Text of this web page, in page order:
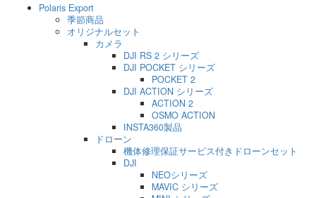
Polaris Export
季節商品
オリジナルセット
カメラ
DJI RS 2 シリーズ
DJI POCKET シリーズ
POCKET 2
DJI ACTION シリーズ
ACTION 2
OSMO ACTION
INSTA360製品
ドローン
機体修理保証サービス付きドローンセット
DJI
NEOシリーズ
MAVIC シリーズ